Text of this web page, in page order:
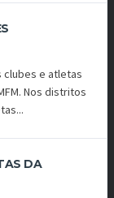
e atletas
Nos distritos
DA